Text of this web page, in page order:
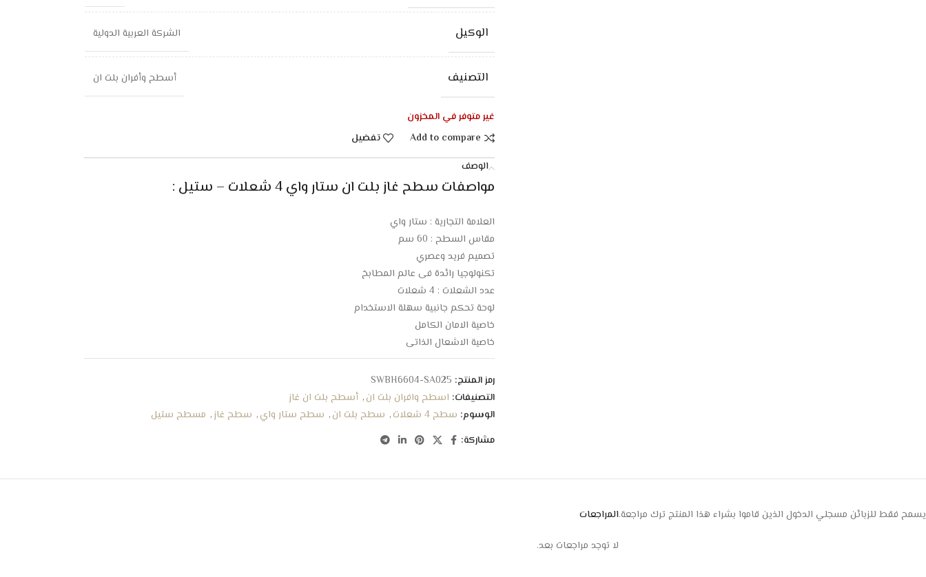
الوكيل الشركة العربية الدولية
التصنيف أسطح وأفران بلت ان
غير متوفر في المخزون
Add to compare
تفضيل
الوصف
مواصفات سطح غاز بلت ان ستار واي 4 شعلات – ستيل :
العلامة التجارية : ستار واي
مقاس السطح : 60 سم
تصميم فريد وعصري
تكنولوجيا رائدة فى عالم المطابخ
عدد الشعلات : 4 شعلات
لوحة تحكم جانبية سهلة الاستخدام
خاصية الامان الكامل
خاصية الاشعال الذاتي
مصنوع من مادة الاستيل المقاومة للصدأ
سهولة الاستخدام والتنظيف
شعلة صغيرة – 2 شعلة متوسطة – شعلة كبيرة
رمز المنتج: SWBH6604-SA025
التصنيفات: اسطح وافران بلت ان, أسطح بلت ان غاز
الوسوم: سطح 4 شعلات , سطح بلت ان, سطح ستار واي, سطح غاز, مسطح ستيل
مشاركة:
المراجعات
لا توجد مراجعات بعد.
يسمح فقط للزبائن مسجلي الدخول الذين قاموا بشراء هذا المنتج ترك مراجعة.